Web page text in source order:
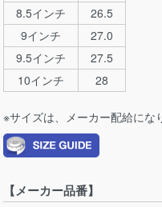
8.5インチ
26.5
9インチ
27.0
9.5インチ
27.5
10インチ
28
※サイズは、メーカー配給にな
【メーカー品番】